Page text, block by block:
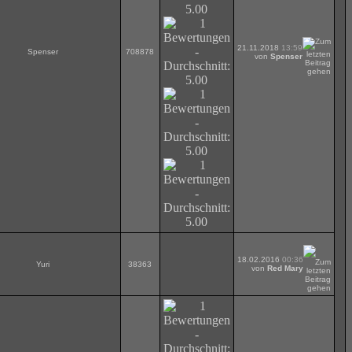
Spenser 708878 21.11.2018 13:59
von Spenser
Yuri 38363
18.02.2016 00:36
von Red Mary